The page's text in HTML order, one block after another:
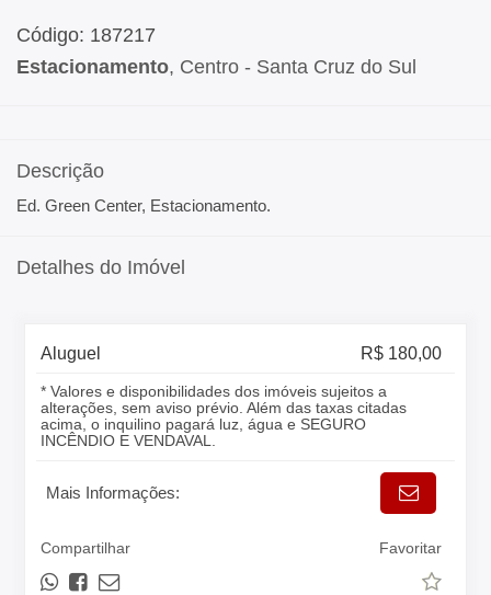
Código: 187217
Estacionamento, Centro - Santa Cruz do Sul
Descrição
Ed. Green Center, Estacionamento.
Detalhes do Imóvel
Aluguel R$ 180,00
* Valores e disponibilidades dos imóveis sujeitos a
alterações, sem aviso prévio. Além das taxas citadas
acima, o inquilino pagará luz, água e SEGURO
INCÊNDIO E VENDAVAL.
Mais Informações:
Compartilhar Favoritar